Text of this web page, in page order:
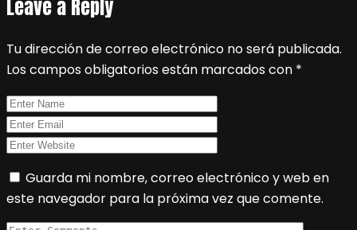
Leave a Reply
Tu dirección de correo electrónico no será publicada.
Los campos obligatorios están marcados con *
Guarda mi nombre, correo electrónico y web en
este navegador para la próxima vez que comente.